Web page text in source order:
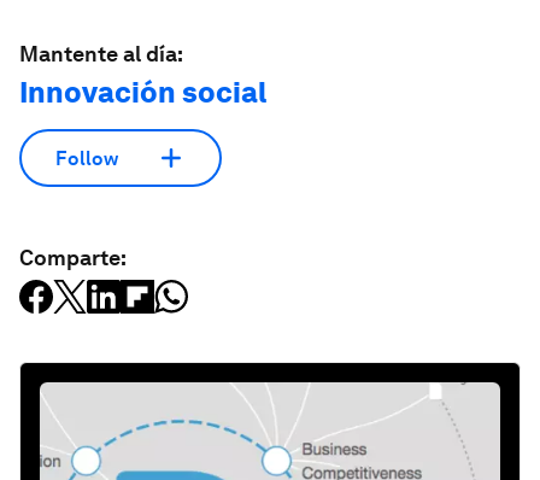
Mantente al día:
Innovación social
Follow
Comparte: